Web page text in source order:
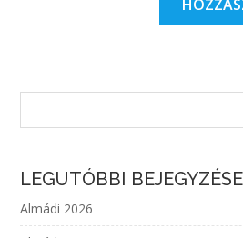
LEGUTÓBBI
Almádi 2026